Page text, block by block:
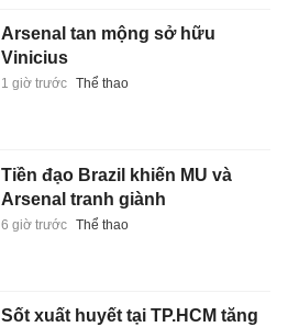
Arsenal tan mộng sở hữu
Vinicius
1 giờ trước Thể thao
Tiền đạo Brazil khiến MU và
Arsenal tranh giành
6 giờ trước Thể thao
Sốt xuất huyết tại TP.HCM tăng